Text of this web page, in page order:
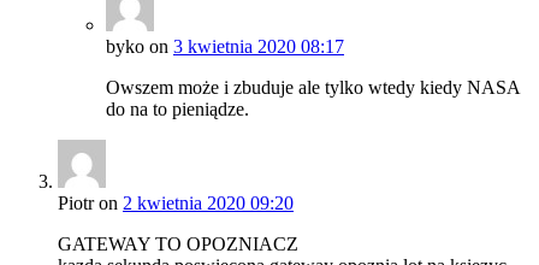
byko on 3 kwietnia 2020 08:17
Owszem może i zbuduje ale tylko wtedy kiedy NASA
do na to pieniądze.
Piotron 2 kwietnia 2020 09:20
GATEWAY TO OPOZNIACZ